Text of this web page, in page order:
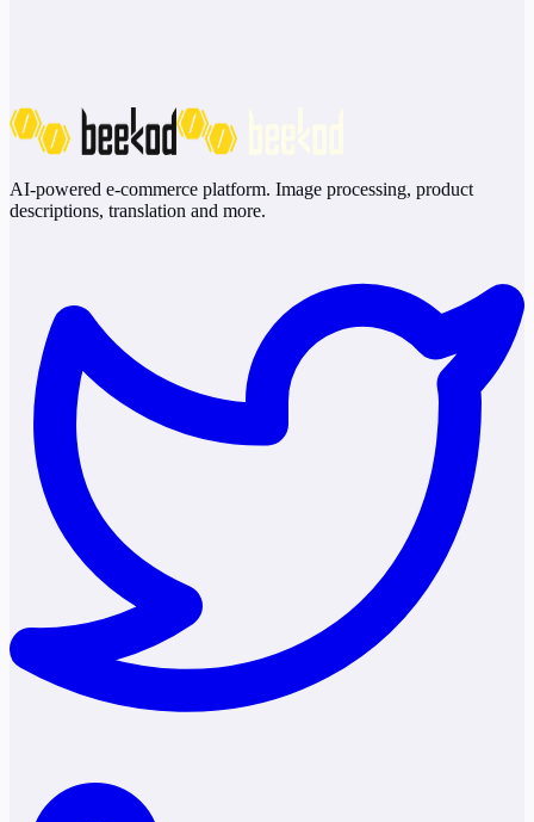
AI-powered e-commerce platform. Image processing, product
descriptions, translation and more.